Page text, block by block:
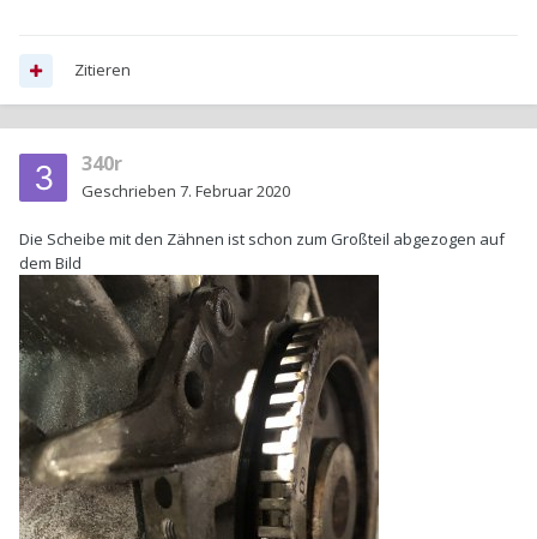
Zitieren
340r
Geschrieben 7. Februar 2020
Die Scheibe mit den Zähnen ist schon zum Großteil abgezogen auf
dem Bild